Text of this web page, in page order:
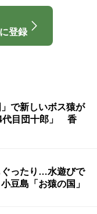
登録
で新しいボス猿が
目団十郎」 香
ったり…水遊びで
豆島「お猿の国」